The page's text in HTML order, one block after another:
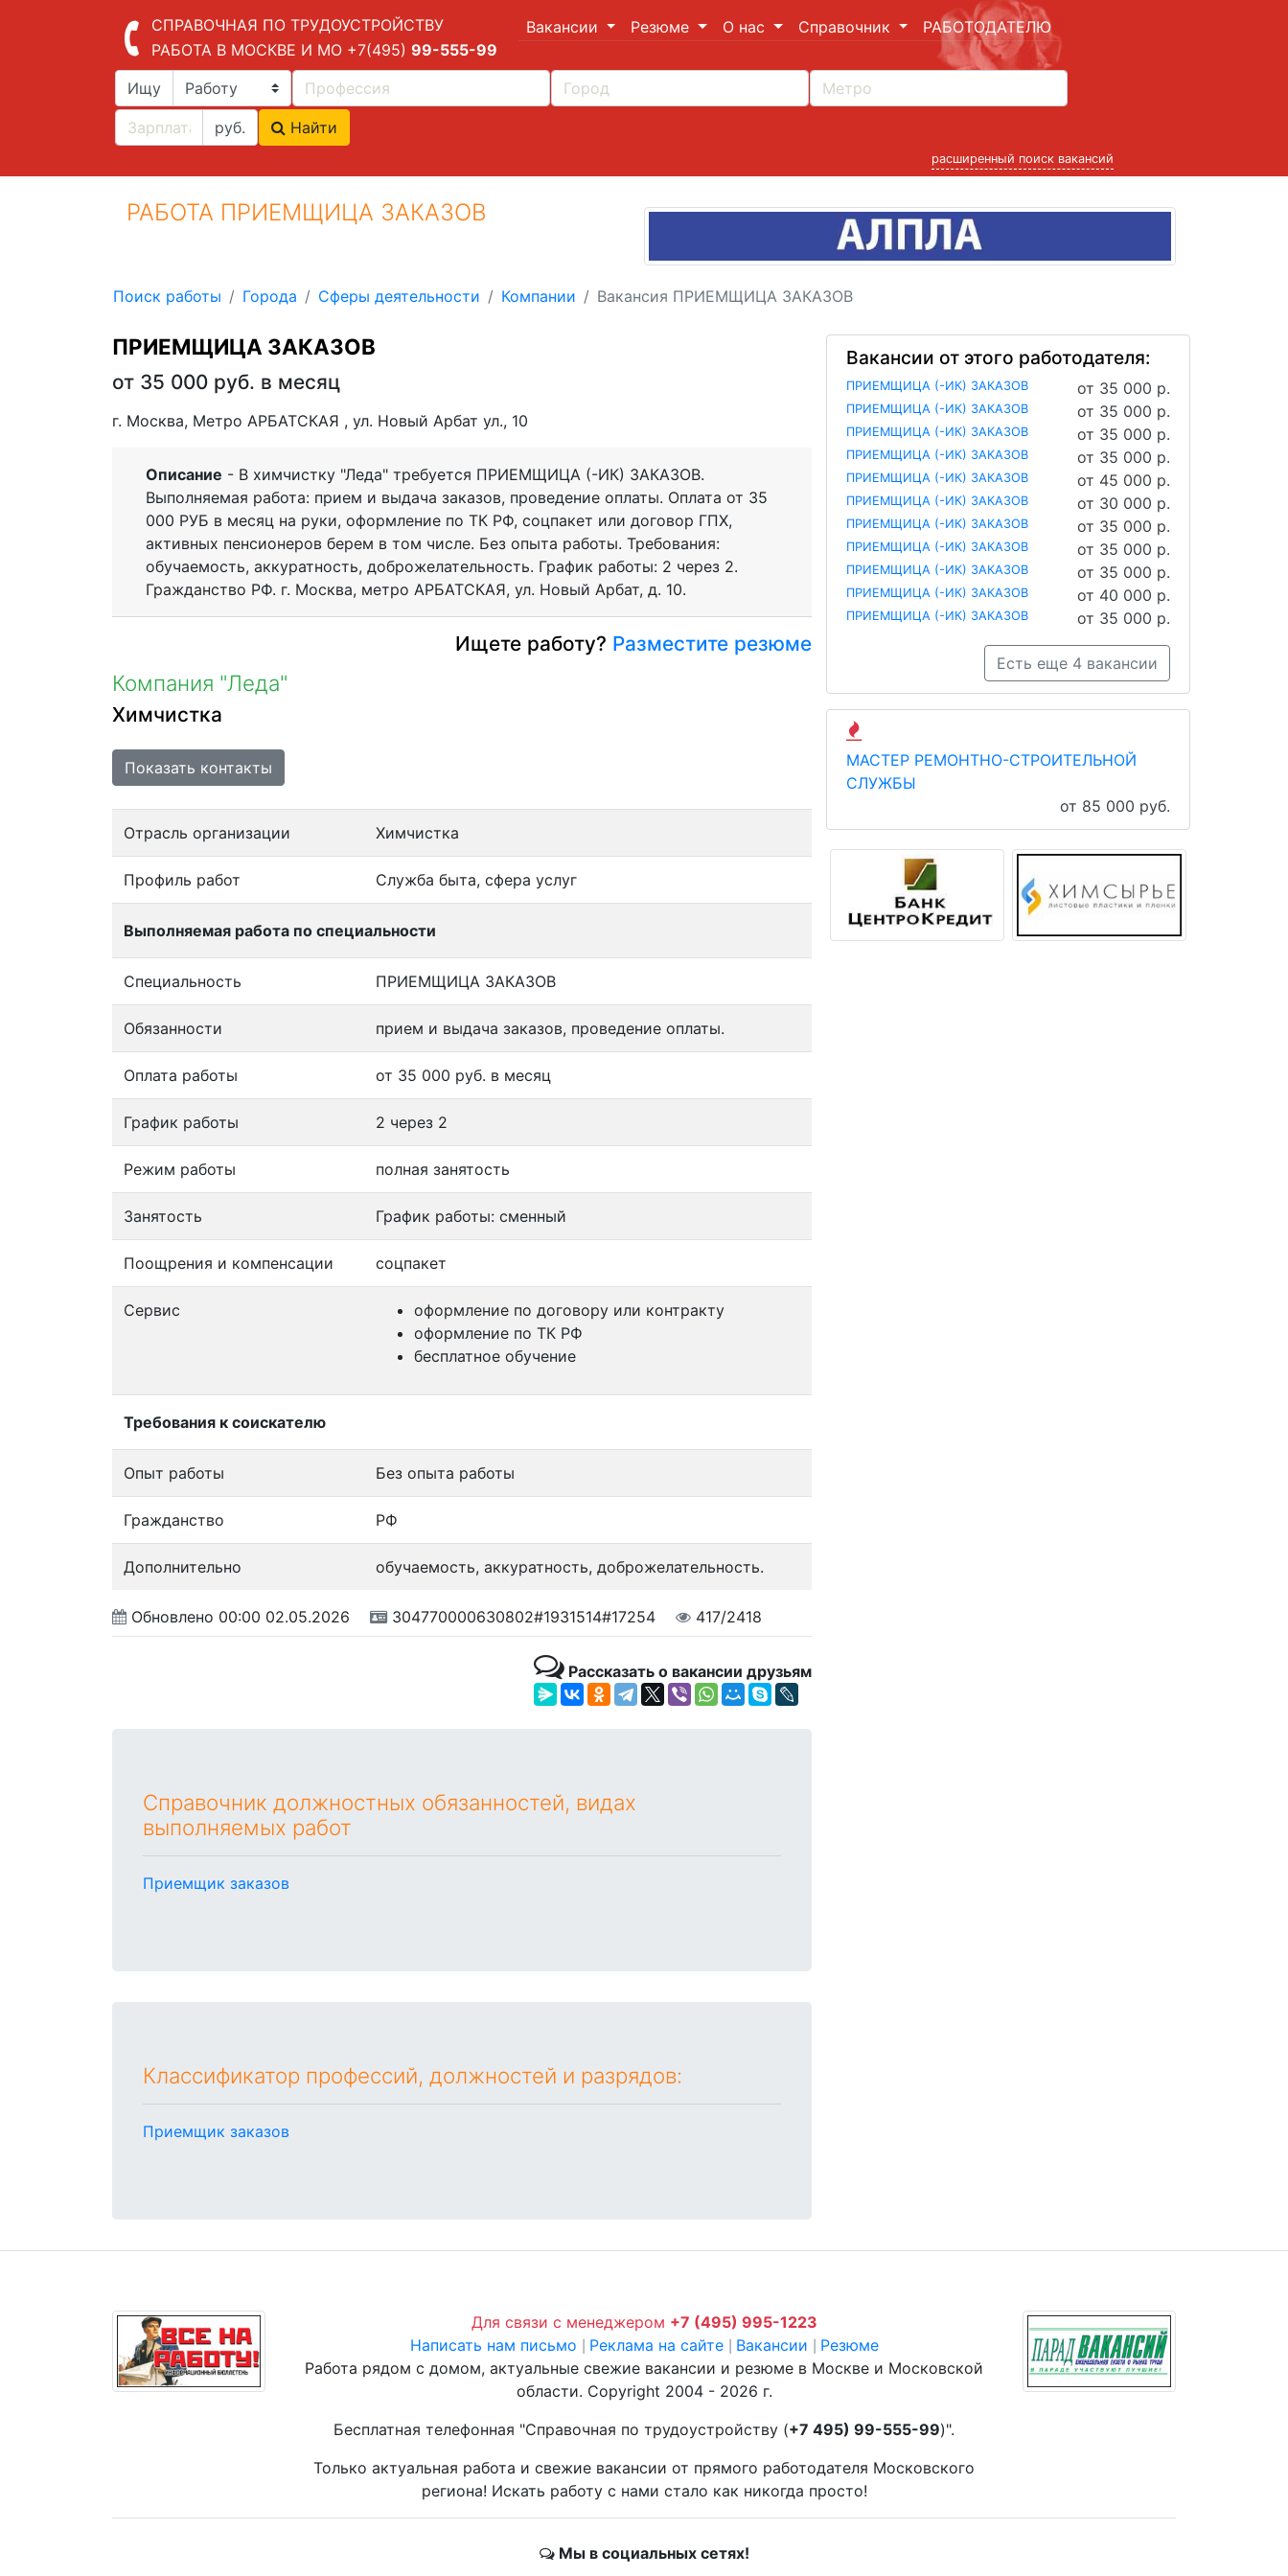
СПРАВОЧНАЯ ПО ТРУДОУСТРОЙСТВУ
РАБОТА В МОСКВЕ И МО +7(495) 99-555-99
Вакансии Резюме О нас Справочник РАБОТОДАТЕЛЮ
Ищу
руб. Найти
расширенный поиск вакансий
РАБОТА ПРИЕМЩИЦА ЗАКАЗОВ
Поиск работы Города Сферы деятельности Компании Вакансия ПРИЕМЩИЦА ЗАКАЗОВ
ПРИЕМЩИЦА ЗАКАЗОВ
от 35 000 руб. в месяц
г. Москва, Метро АРБАТСКАЯ , ул. Новый Арбат ул., 10
Описание - В химчистку "Леда" требуется ПРИЕМЩИЦА (-ИК) ЗАКАЗОВ.
Выполняемая работа: прием и выдача заказов, проведение оплаты. Оплата от 35
000 РУБ в месяц на руки, оформление по ТК РФ, соцпакет или договор ГПХ,
активных пенсионеров берем в том числе. Без опыта работы. Требования:
обучаемость, аккуратность, доброжелательность. График работы: 2 через 2.
Гражданство РФ. г. Москва, метро АРБАТСКАЯ, ул. Новый Арбат, д. 10.
Ищете работу? Разместите резюме
Компания "Леда"
Химчистка
Показать контакты
Отрасль организации Химчистка
Профиль работ Служба быта, сфера услуг
Выполняемая работа по специальности
Специальность ПРИЕМЩИЦА ЗАКАЗОВ
Обязанности прием и выдача заказов, проведение оплаты.
Оплата работы от 35 000 руб. в месяц
График работы 2 через 2
Режим работы полная занятость
Занятость График работы: сменный
Поощрения и компенсации соцпакет
Сервис
оформление по договору или контракту
оформление по ТК РФ
бесплатное обучение
Требования к соискателю
Опыт работы Без опыта работы
Гражданство РФ
Дополнительно обучаемость, аккуратность, доброжелательность.
Обновлено 00:00 02.05.2026 304770000630802#1931514#17254 417/2418
Рассказать о вакансии друзьям
Справочник должностных обязанностей, видах
выполняемых работ
Приемщик заказов
Классификатор профессий, должностей и разрядов:
Приемщик заказов
Вакансии от этого работодателя:
ПРИЕМЩИЦА (-ИК) ЗАКАЗОВ от 35 000 р.
ПРИЕМЩИЦА (-ИК) ЗАКАЗОВ от 35 000 р.
ПРИЕМЩИЦА (-ИК) ЗАКАЗОВ от 35 000 р.
ПРИЕМЩИЦА (-ИК) ЗАКАЗОВ от 35 000 р.
ПРИЕМЩИЦА (-ИК) ЗАКАЗОВ от 45 000 р.
ПРИЕМЩИЦА (-ИК) ЗАКАЗОВ от 30 000 р.
ПРИЕМЩИЦА (-ИК) ЗАКАЗОВ от 35 000 р.
ПРИЕМЩИЦА (-ИК) ЗАКАЗОВ от 35 000 р.
ПРИЕМЩИЦА (-ИК) ЗАКАЗОВ от 35 000 р.
ПРИЕМЩИЦА (-ИК) ЗАКАЗОВ от 40 000 р.
ПРИЕМЩИЦА (-ИК) ЗАКАЗОВ от 35 000 р.
Есть еще 4 вакансии
МАСТЕР РЕМОНТНО-СТРОИТЕЛЬНОЙ
СЛУЖБЫ
от 85 000 руб.
Для связи с менеджером +7 (495) 995-1223
Написать нам письмо
Реклама на сайте Вакансии
Резюме
Работа рядом с домом, актуальные свежие вакансии и резюме в Москве и Московской
области. Copyright 2004 - 2026 г.
Бесплатная телефонная "Справочная по трудоустройству (+7 495) 99-555-99)".
Только актуальная работа и свежие вакансии от прямого работодателя Московского
региона! Искать работу с нами стало как никогда просто!
Мы в социальных сетях!